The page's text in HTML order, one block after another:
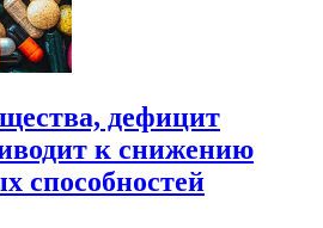
дефицит
к снижению
способностей